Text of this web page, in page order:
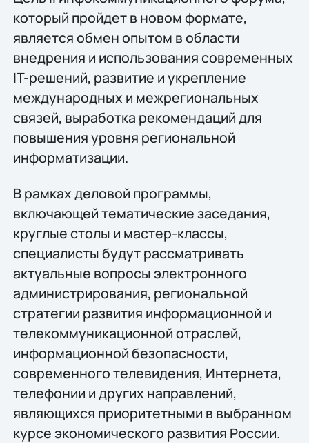
который пройдет в новом формате,
является обмен опытом в области
внедрения и использования современных
IT-решений, развитие и укрепление
международных и межрегиональных
связей, выработка рекомендаций для
повышения уровня региональной
информатизации.
В рамках деловой программы,
включающей тематические заседания,
круглые столы и мастер-классы,
специалисты будут рассматривать
актуальные вопросы электронного
администрирования, региональной
стратегии развития информационной и
телекоммуникационной отраслей,
информационной безопасности,
современного телевидения, Интернета,
телефонии и других направлений,
являющихся приоритетными в выбранном
курсе экономического развития России.